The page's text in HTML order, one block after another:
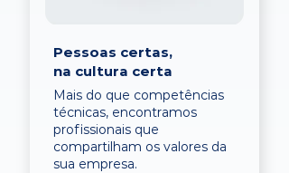
Pessoas certas,
na cultura certa
Mais do que competências
técnicas, encontramos
profissionais que
compartilham os valores da
sua empresa.